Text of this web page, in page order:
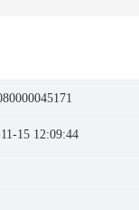
15 12:09:44